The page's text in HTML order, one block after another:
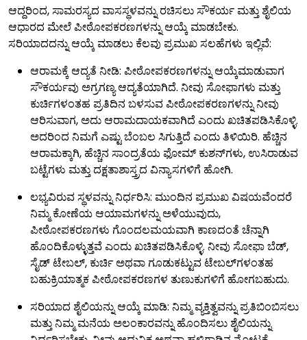
ಆದ್ದರಿಂದ, ಸಾಮರಸ್ಯದ ವಾಸಸ್ಥಳವನ್ನು ರಚಿಸಲು ಸೌಕರ್ಯ ಮತ್ತು ಶೈಲಿಯ
ಆಧಾರದ ಮೇಲೆ ಪೀಠೋಪಕರಣಗಳನ್ನು ಆಯ್ಕೆ ಮಾಡಬೇಕು.
ಸರಿಯಾದದನ್ನು ಆಯ್ಕೆ ಮಾಡಲು ಕೆಲವು ಪ್ರಮುಖ ಸಲಹೆಗಳು ಇಲ್ಲಿವೆ:
ಆರಾಮಕ್ಕೆ ಆದ್ಯತೆ ನೀಡಿ: ಪೀಠೋಪಕರಣಗಳನ್ನು ಆಯ್ಕೆಮಾಡುವಾಗ
ಸೌಕರ್ಯವು ಅಗ್ರಗಣ್ಯ ಆದ್ಯತೆಯಾಗಿದೆ. ನೀವು ಸೋಫಾಗಳು ಮತ್ತು
ಕುರ್ಚಿಗಳಂತಹ ಪ್ರತಿದಿನ ಬಳಸುವ ಪೀಠೋಪಕರಣಗಳನ್ನು ನೀವು
ಆರಿಸುವಾಗ, ಅದು ಆರಾಮದಾಯಕವಾಗಿದೆ ಎಂದು ಖಚಿತಪಡಿಸಿಕೊಳ್ಳಿ.
ಅದರಿಂದ ನಿಮಗೆ ಎಷ್ಟು ಬೆಂಬಲ ಸಿಗುತ್ತಿದೆ ಎಂದು ತಿಳಿಯಿರಿ. ಹೆಚ್ಚಿನ
ಆರಾಮಕ್ಕಾಗಿ, ಹೆಚ್ಚಿನ ಸಾಂದ್ರತೆಯ ಫೋಮ್ ಕುಶನ್‌ಗಳು, ಉಸಿರಾಡುವ
ಬಟ್ಟೆಗಳು ಮತ್ತು ದಕ್ಷತಾಶಾಸ್ತ್ರದ ವಿನ್ಯಾಸಗಳಿಗೆ ಹೋಗಿ.
ಲಭ್ಯವಿರುವ ಸ್ಥಳವನ್ನು ನಿರ್ಧರಿಸಿ: ಮುಂದಿನ ಪ್ರಮುಖ ವಿಷಯವೆಂದರೆ
ನಿಮ್ಮ ಕೋಣೆಯ ಆಯಾಮಗಳನ್ನು ಅಳೆಯುವುದು,
ಪೀಠೋಪಕರಣಗಳು ಗೊಂದಲಮಯವಾಗಿ ಕಾಣದಂತೆ ಚೆನ್ನಾಗಿ
ಹೊಂದಿಕೊಳ್ಳುತ್ತವೆ ಎಂದು ಖಚಿತಪಡಿಸಿಕೊಳ್ಳಿ. ನೀವು ಸೋಫಾ ಬೆಡ್,
ಸೈಡ್ ಟೇಬಲ್, ಕುರ್ಚಿ ಅಥವಾ ಗೂಡುಕಟ್ಟುವ ಟೇಬಲ್‌ಗಳಂತಹ
ಬಹುಕ್ರಿಯಾತ್ಮಕ ಪೀಠೋಪಕರಣಗಳ ತುಣುಕುಗಳಿಗೆ ಹೋಗಬಹುದು.
ಸರಿಯಾದ ಶೈಲಿಯನ್ನು ಆಯ್ಕೆ ಮಾಡಿ: ನಿಮ್ಮ ವ್ಯಕ್ತಿತ್ವವನ್ನು ಪ್ರತಿಬಿಂಬಿಸಲು
ಮತ್ತು ನಿಮ್ಮ ಮನೆಯ ಅಲಂಕಾರವನ್ನು ಹೊಂದಿಸಲು ಶೈಲಿಯನ್ನು